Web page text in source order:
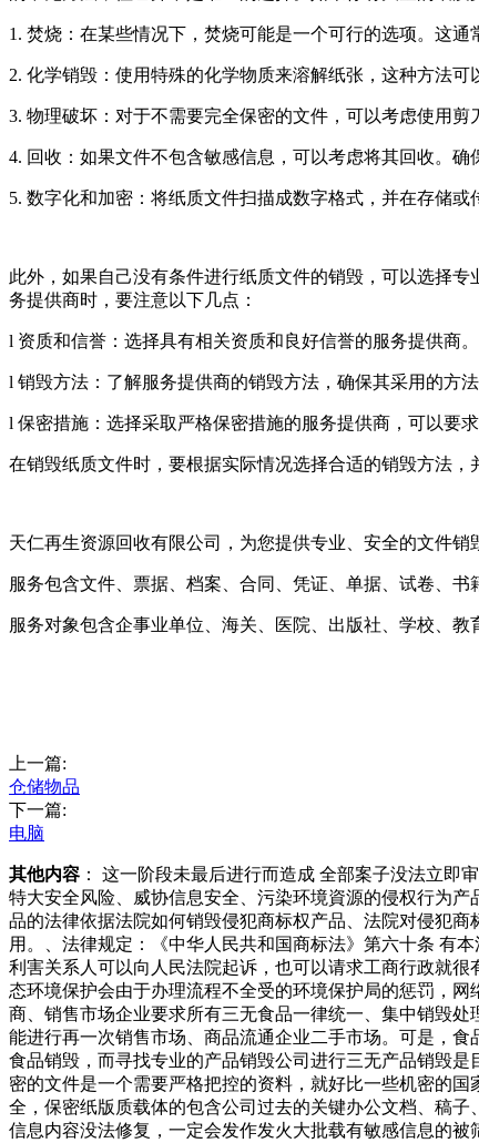
1. 焚烧：在某些情况下，焚烧可能是一个可行的选项。这
2. 化学销毁：使用特殊的化学物质来溶解纸张，这种方法
3. 物理破坏：对于不需要完全保密的文件，可以考虑使用剪
4. 回收：如果文件不包含敏感信息，可以考虑将其回收。确
5. 数字化和加密：将纸质文件扫描成数字格式，并在存储
此外，如果自己没有条件进行纸质文件的销毁，可以选择
务提供商时，要注意以下几点：
l 资质和信誉：选择具有相关资质和良好信誉的服务提供商。
l 销毁方法：了解服务提供商的销毁方法，确保其采用的方法
l 保密措施：选择采取严格保密措施的服务提供商，可以要
在销毁纸质文件时，要根据实际情况选择合适的销毁方法
天仁再生资源回收有限公司，为您提供专业、安全的文件销
服务包含文件、票据、档案、合同、凭证、单据、试卷、
服务对象包含企事业单位、海关、医院、出版社、学校、教
上一篇:
仓储物品
下一篇:
电脑
其他内容 ： 这一阶段未最后进行而造成 全部案子没法立
特大安全风险、威协信息安全、污染环境資源的侵权行为
品的法律依据法院如何销毁侵犯商标权产品、法院对侵犯
用。、法律规定：《中华人民共和国商标法》第六十条 有
利害关系人可以向人民法院起诉，也可以请求工商行政就
态环境保护会由于办理流程不全受的环境保护局的惩罚，
商、销售市场企业要求所有三无食品一律统一、集中销毁
能进行再一次销售市场、商品流通企业二手市场。可是，
食品销毁，而寻找专业的产品销毁公司进行三无产品销毁
密的文件是一个需要严格把控的资料，就好比一些机密的
全，保密纸版质载体的包含公司过去的关键办公文档、稿
信息内容没法修复，一定会发作发火大批载有敏感信息的